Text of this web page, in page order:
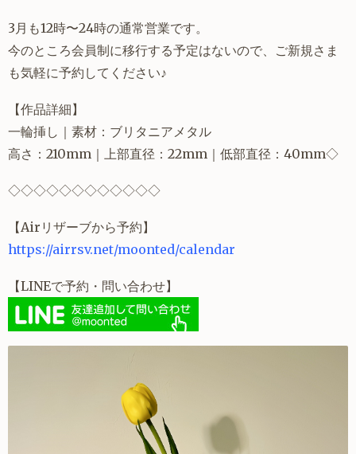
3月も12時〜24時の通常営業です。
今のところ会員制に移行する予定はないので、ご新規さま
も気軽に予約してください♪
【作品詳細】
一輪挿し｜素材：ブリタニアメタル
高さ：210mm｜上部直径：22mm｜低部直径：40mm◇
◇◇◇◇◇◇◇◇◇◇◇◇
【Airリザーブから予約】
https://airrsv.net/moonted/calendar
【LINEで予約・問い合わせ】